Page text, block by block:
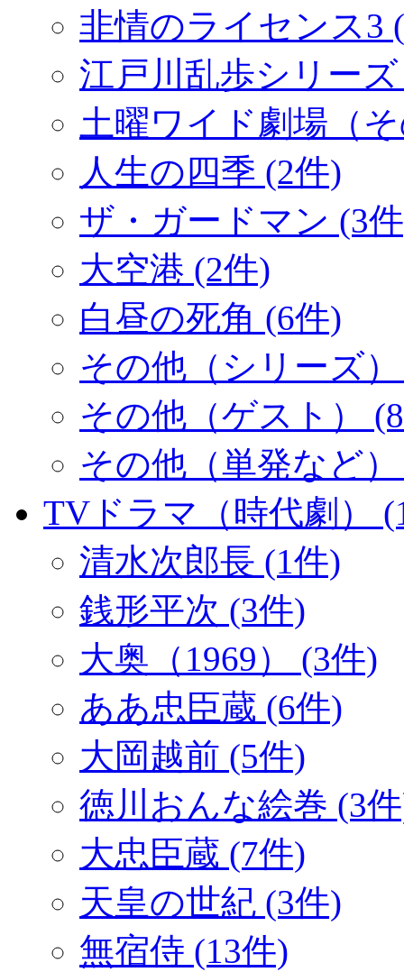
非情のライセンス3
江戸川乱歩シリー
土曜ワイド劇場（
人生の四季 (2件)
ザ・ガードマン (3
大空港 (2件)
白昼の死角 (6件)
その他（シリーズ
その他（ゲスト）
その他（単発など
TVドラマ（時代劇）
清水次郎長 (1件)
銭形平次 (3件)
大奥（1969） (3件)
ああ忠臣蔵 (6件)
大岡越前 (5件)
徳川おんな絵巻 (3
大忠臣蔵 (7件)
天皇の世紀 (3件)
無宿侍 (13件)